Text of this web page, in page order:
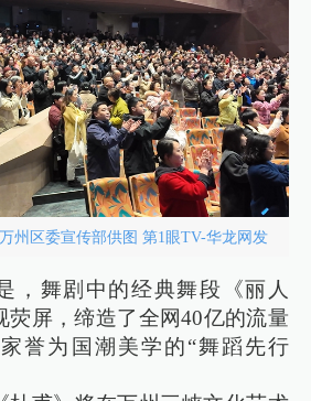
州区委宣传部供图 第1眼TV-华龙网发
，舞剧中的经典舞段《丽人
荧屏，缔造了全网40亿的流量
誉为国潮美学的“舞蹈先行